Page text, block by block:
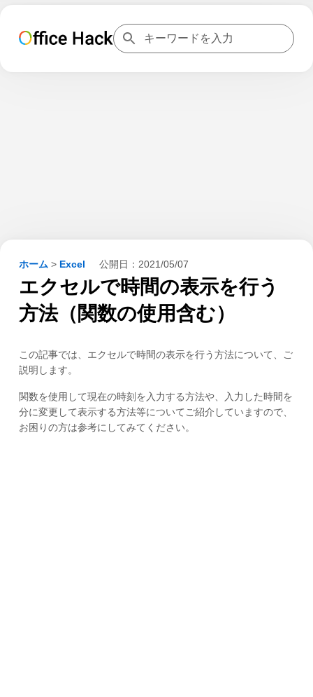
ホーム > Excel 公開日： 2021/05/07
エクセルで時間の表示を行う
方法（関数の使用含む）
この記事では、エクセルで時間の表示を行う方法について、ご
説明します。
関数を使用して現在の時刻を入力する方法や、入力した時間を
分に変更して表示する方法等についてご紹介していますので、
お困りの方は参考にしてみてください。